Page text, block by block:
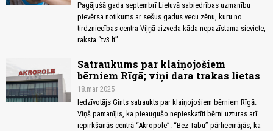
Pagājušā gada septembrī Lietuvā sabiedrības uzmanību
pievērsa notikums ar sešus gadus vecu zēnu, kuru no
tirdzniecības centra Viļņā aizveda kāda nepazīstama sieviete,
raksta “tv3.lt”.
Satraukums par klaiņojošiem
bērniem Rīgā; viņi dara trakas lietas
18.mar 2025
Iedzīvotājs Gints satraukts par klaiņojošiem bērniem Rīgā.
Viņš pamanījis, ka pieaugušo nepieskatīti bērni uzturas arī
iepirkšanās centrā “Akropole”. “Bez Tabu” pārliecinājās, ka